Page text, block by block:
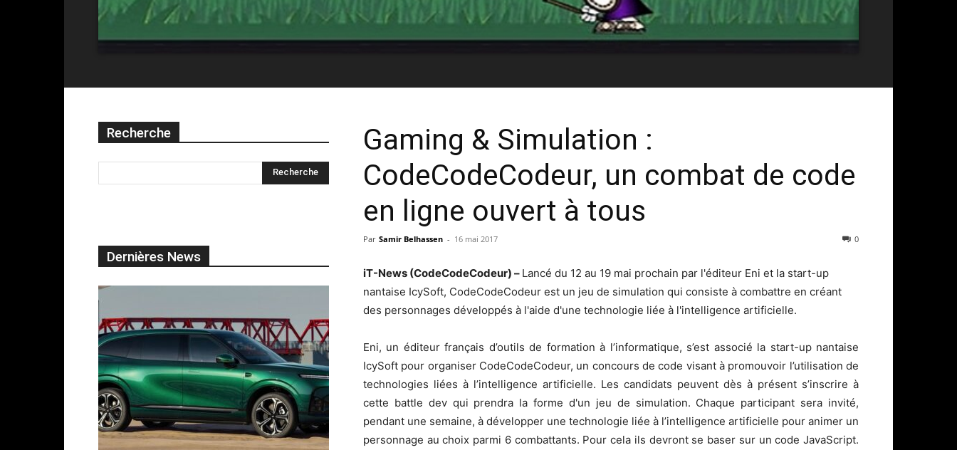
Gaming & Simulation :
CodeCodeCodeur, un combat de code
en ligne ouvert à tous
Par Samir Belhassen - 16 mai 2017 0
iT-News (CodeCodeCodeur) – Lancé du 12 au 19 mai prochain par l'éditeur Eni et la start-up
nantaise IcySoft, CodeCodeCodeur est un jeu de simulation qui consiste à combattre en créant
des personnages développés à l'aide d'une technologie liée à l'intelligence artificielle.
Eni, un éditeur français d’outils de formation à l’informatique, s’est associé la start-up nantaise
IcySoft pour organiser CodeCodeCodeur, un concours de code visant à promouvoir l’utilisation de
technologies liées à l’intelligence artificielle. Les candidats peuvent dès à présent s’inscrire à
cette battle dev qui prendra la forme d'un jeu de simulation. Chaque participant sera invité,
pendant une semaine, à développer une technologie liée à l’intelligence artificielle pour animer un
personnage au choix parmi 6 combattants. Pour cela ils devront se baser sur un code JavaScript.
Recherche
Dernières News